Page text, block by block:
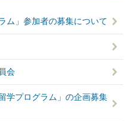
ム」参加者の募集について
会
学プログラム」の企画募集